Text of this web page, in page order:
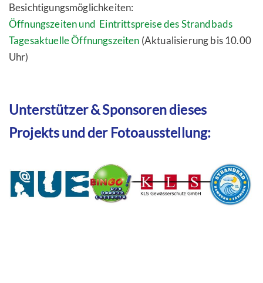
Besichtigungsmöglichkeiten:
Öffnungszeiten und Eintrittspreise des Strandbads
Tagesaktuelle Öffnungszeiten (Aktualisierung bis 10.00
Uhr)
Unterstützer & Sponsoren dieses
Projekts und der Fotoausstellung: